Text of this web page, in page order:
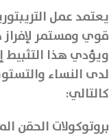
يعتمد عمل
ويؤدي هذا التثبيط
لدى النساء
كالتالي: